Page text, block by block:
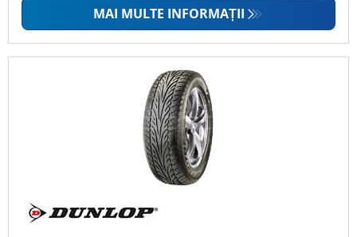
MAI MULTE INFORMAȚII